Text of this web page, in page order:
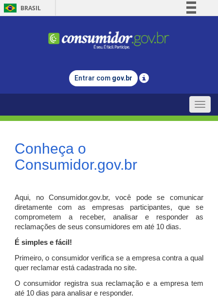
BRASIL
Comunica BR
Legislação
Entrar com gov.br
Toggle
Conheça o
Consumidor.gov.br
Aqui, no Consumidor.gov.br, você pode se comunicar
diretamente com as empresas participantes, que se
comprometem a receber, analisar e responder as
reclamações de seus consumidores em até 10 dias.
É simples e fácil!
Primeiro, o consumidor verifica se a empresa contra a qual
quer reclamar está cadastrada no site.
O consumidor registra sua reclamação e a empresa tem
até 10 dias para analisar e responder.